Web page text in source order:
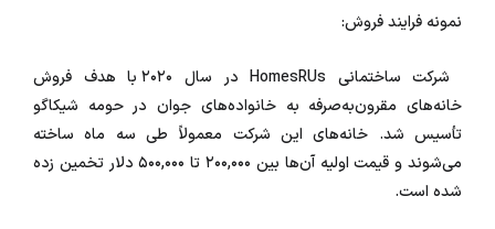
نمونه فرایند فروش:
شرکت ساختمانی HomesRUs در سال ۲۰۲۰ با هدف فروش
خانه‌های مقرون‌به‌صرفه به خانواده‌های جوان در حومه شیکاگو
تأسیس شد. خانه‌های این شرکت معمولاً طی سه ماه ساخته
می‌شوند و قیمت اولیه آن‌ها بین ۲۰۰,۰۰۰ تا ۵۰۰,۰۰۰ دلار تخمین زده
شده است.